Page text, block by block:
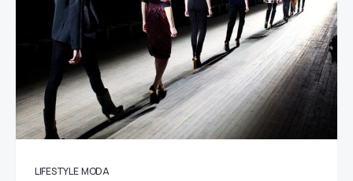
LIFESTYLE MODA